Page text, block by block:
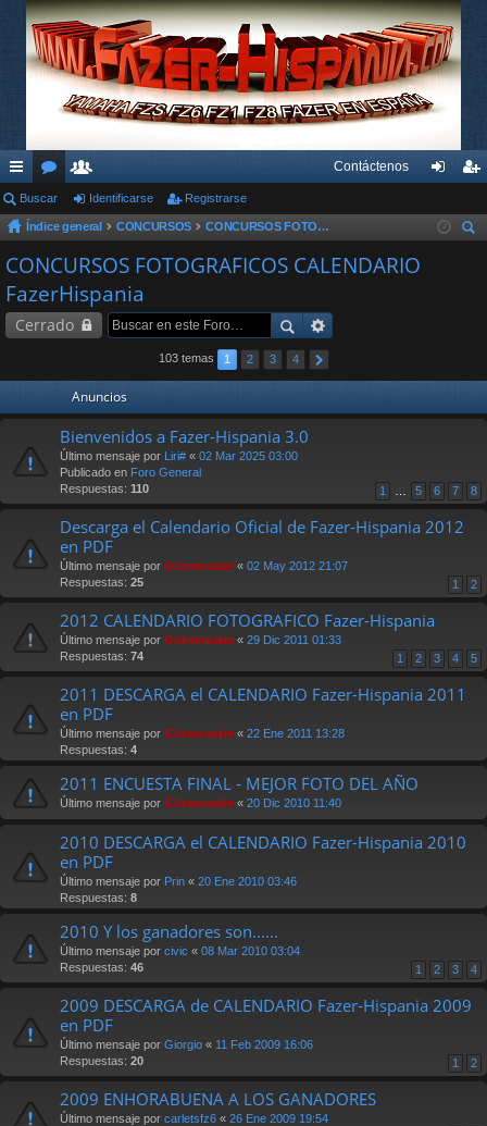
nl
ac
es
rá
pi
or
os
su
ari
os
Contáctenos
nti ist
Buscar Identificarse Registrarse
Índice general CONCURSOS
CONCURSOS FOTOGRAFICOS CALENDARIO FazerHispania
CONCURSOS FOTOGRAFICOS CALENDARIO
FazerHispania
Cerrado
103 temas 1 2 3 4
Anuncios
Bienvenidos a Fazer-Hispania 3.0
Último mensaje por Liri# « 02 Mar 2025 03:00
Publicado en Foro General
Respuestas: 110 1 5 6 7 8
Descarga el Calendario Oficial de Fazer-Hispania 2012
en PDF
Último mensaje por Güesmaster « 02 May 2012 21:07
Respuestas: 25 1 2
2012 CALENDARIO FOTOGRAFICO Fazer-Hispania
Último mensaje por Güesmaster « 29 Dic 2011 01:33
Respuestas: 74 1 2 3 4 5
2011 DESCARGA el CALENDARIO Fazer-Hispania 2011
en PDF
Último mensaje por Güesmaster « 22 Ene 2011 13:28
Respuestas: 4
2011 ENCUESTA FINAL - MEJOR FOTO DEL AÑO
Último mensaje por Güesmaster « 20 Dic 2010 11:40
2010 DESCARGA el CALENDARIO Fazer-Hispania 2010
en PDF
Último mensaje por Prin « 20 Ene 2010 03:46
Respuestas: 8
2010 Y los ganadores son......
Último mensaje por civic « 08 Mar 2010 03:04
Respuestas: 46 1 2 3 4
2009 DESCARGA de CALENDARIO Fazer-Hispania 2009
en PDF
Último mensaje por Giorgio « 11 Feb 2009 16:06
Respuestas: 20 1 2
2009 ENHORABUENA A LOS GANADORES
Último mensaje por carletsfz6 « 26 Ene 2009 19:54